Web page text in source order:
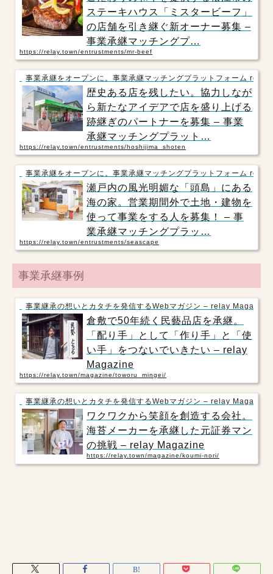
ステーキハウス「ミスタービーフ」
の店舗を引き継ぐ新オーナー募集 –
事業承継マッチングプ…
https://relay.town/entrustments/mr-beef
事業承継をオープンに。事業承継マッチングプラットフォーム relay
歴史ある店を残したい。協力しなが
ら新たなアイデアで店を盛り上げる
跡継ぎのパートナーを募集 – 事業
承継マッチングプラット…
https://relay.town/entrustments/hoshijima_shoten
事業承継をオープンに。事業承継マッチングプラットフォーム relay
瀬戸内の風光明媚な「頭島」にある
海の家。営業期間外で土地・建物を
使って事業をする人を募集！ – 事
業承継マッチングプラッ…
https://relay.town/entrustments/seascape
事業承継事例
事業継承の想いとカタチを発信するWebマガジン – relay Magazine
倉敷で50年続く民藝品店を承継。
「配り手」として「作り手」と「使
い手」をつないでいきたい – relay
Magazine
https://relay.town/magazine/toworu_mingei/
事業継承の想いとカタチを発信するWebマガジン – relay Magazine
ワクワクから笑顔を創造する会社。
海苔メーカーを承継した元証券マン
の挑戦 – relay Magazine
https://relay.town/magazine/koumi-nori/